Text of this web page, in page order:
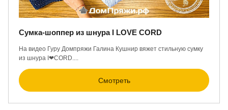
Сумка-шоппер из шнура I LOVE CORD
На видео Гуру Домпряжи Галина Кушнир вяжет стильную сумку
из шнура I❤CORD....
Смотреть